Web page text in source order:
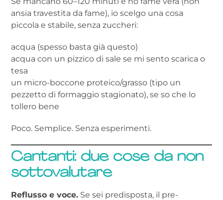
ansia travestita da fame), io scelgo una cosa
piccola e stabile, senza zuccheri:
acqua (spesso basta già questo)
acqua con un pizzico di sale se mi sento scarica o
tesa
un micro-boccone proteico/grasso (tipo un
pezzetto di formaggio stagionato), se so che lo
tollero bene
Poco. Semplice. Senza esperimenti.
Cantanti: due cose da non
sottovalutare
Reflusso e voce. Se sei predisposta, il pre-